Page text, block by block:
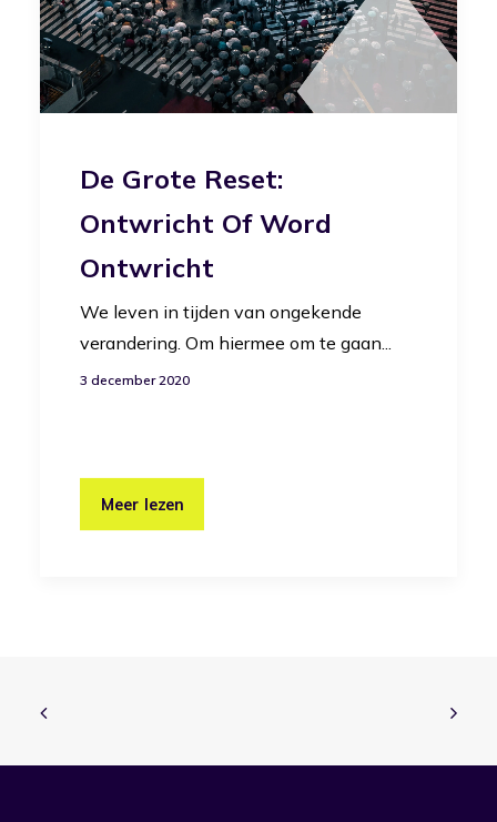
De Grote Reset:
Ontwricht Of Word
Ontwricht
We leven in tijden van ongekende
verandering. Om hiermee om te gaan...
3 december 2020
Meer lezen